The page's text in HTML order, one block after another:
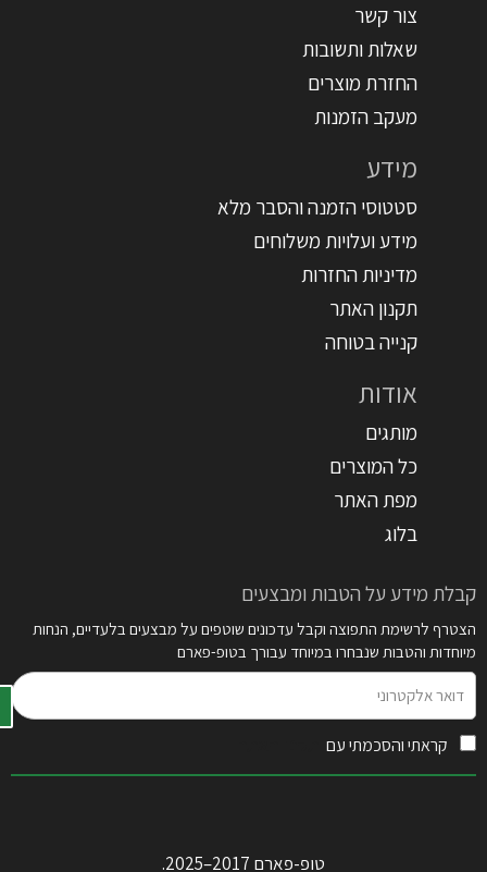
צור קשר
שאלות ותשובות
החזרת מוצרים
מעקב הזמנות
מידע
סטטוסי הזמנה והסבר מלא
מידע ועלויות משלוחים
מדיניות החזרות
תקנון האתר
קנייה בטוחה
אודות
מותגים
כל המוצרים
מפת האתר
בלוג
קבלת מידע על הטבות ומבצעים
הצטרף לרשימת התפוצה וקבל עדכונים שוטפים על מבצעים בלעדיים, הנחות
מיוחדות והטבות שנבחרו במיוחד עבורך בטופ-פארם
אלקטרוני
קראתי והסכמתי עם
טופ-פארם 2017–2025.